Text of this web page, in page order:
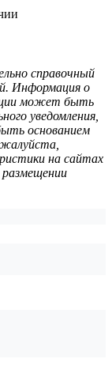
справочный
Информация о
может быть
уведомления,
основанием
на сайтах